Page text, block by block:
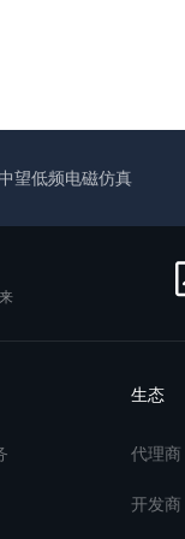
望低频电磁仿真
生态
代理商
开发商